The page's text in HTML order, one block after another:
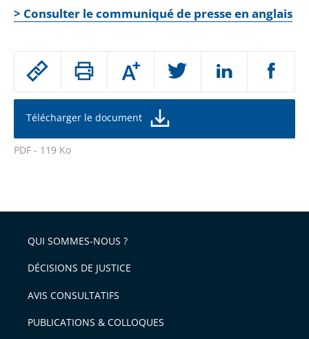
Passer
partage
de
l'article
pour
Augmenter
ou
la
de
police
Télécharger le document
PDF - 119 Ko
l'article
pour
avant
> Consulter le communiqué de presse en anglais
QUI SOMMES-NOUS ?
DÉCISIONS DE JUSTICE
AVIS CONSULTATIFS
PUBLICATIONS & COLLOQUES